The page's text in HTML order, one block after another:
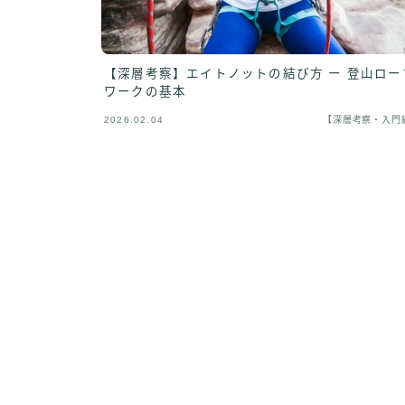
【深層考察】エイトノットの結び方 ー 登山ロー
ワークの基本
2026.02.04 【深層考察・入門